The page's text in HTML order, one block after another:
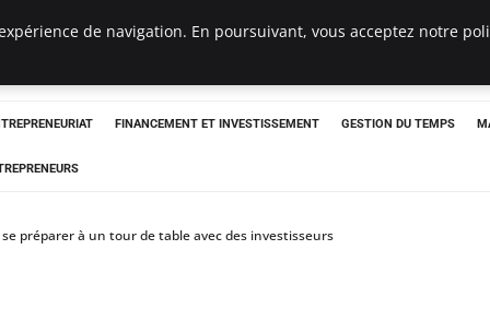
FINANCEMENT ET INVESTISSEMENT GESTION DU TEMPS
préparer à un tour de table avec des investisseurs
de navigation. En poursuivant, vous acceptez notre